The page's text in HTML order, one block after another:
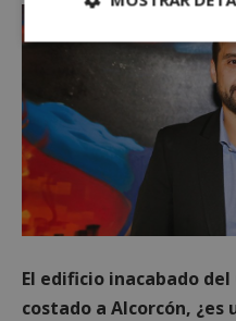
El edificio inacabado del
costado a Alcorcón, ¿es
Cookies
estrictamente
Cookies de
preferencias
Cookies